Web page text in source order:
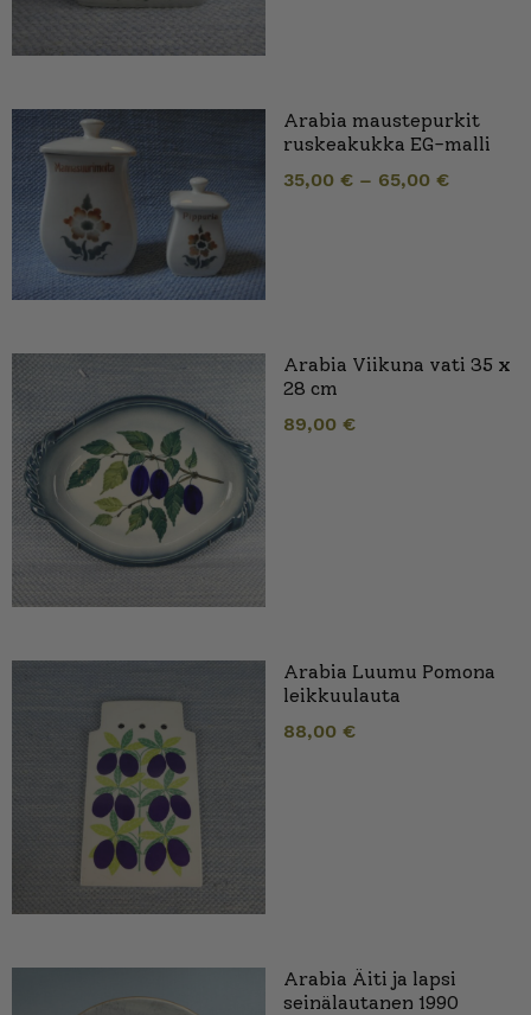
Arabia maustepurkit
ruskeakukka EG-malli
35,00 € – 65,00 €
Arabia Viikuna vati 35 x
28 cm
89,00 €
Arabia Luumu Pomona
leikkuulauta
88,00 €
Arabia Äiti ja lapsi
seinälautanen 1990